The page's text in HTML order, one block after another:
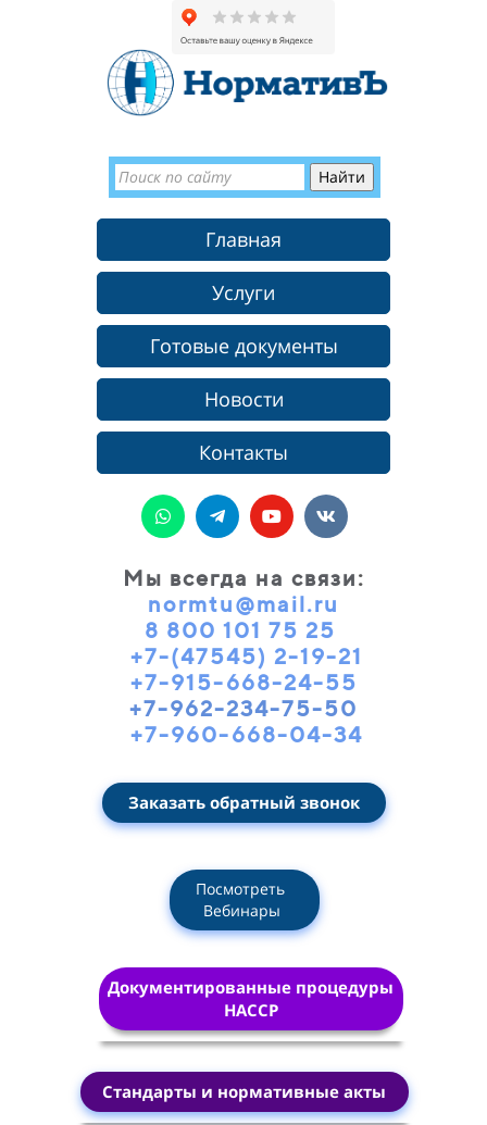
Главная
Услуги
Готовые документы
Новости
Контакты
Мы всегда на связи:
normtu@mail.ru
8 800 101 75 25
+7-(47545) 2-19-21
+7-915-668-24-55
+7-962-234-75-50
+7-960-668-04-34
Заказать обратный звонок
Посмотреть
Вебинары
Документированные процедуры
HACCP
Стандарты и нормативные акты